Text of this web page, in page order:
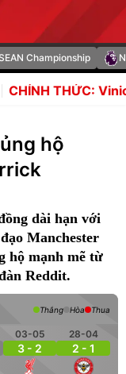
Championship
gia hạn với
hộ
dài hạn với
Manchester
hộ mạnh mẽ từ
Reddit.
03-05
3 - 2
28-04
2 - 1
Thắng Hòa Thua